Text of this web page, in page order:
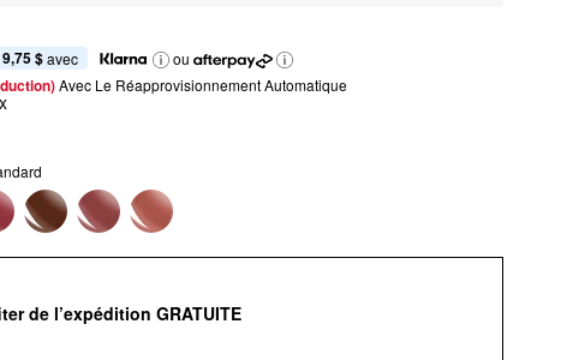
$ avec
ou
Avec Le Réapprovisionnement Automatique
de l’expédition GRATUITE